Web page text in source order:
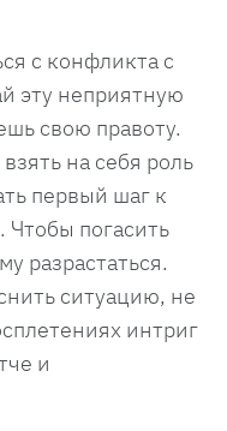
с конфликта с
эту неприятную
свою правоту.
на себя роль
первый шаг к
Чтобы погасить
разрастаться.
ситуацию, не
интриг
и